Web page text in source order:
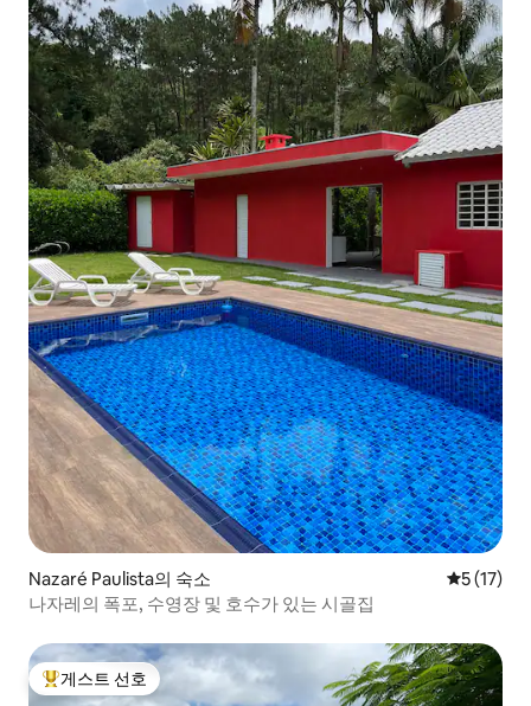
Nazaré Paulista의 숙소 평점 5점
5 (17)
나자레의 폭포, 수영장 및 호수가 있는 시골집
상위 게스트 선호
게스트 선호